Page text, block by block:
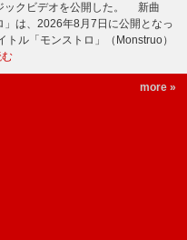
ックビデオを公開した。 新曲
」は、2026年8月7日に公開となっ
ル「モンストロ」（Monstruo）
more »